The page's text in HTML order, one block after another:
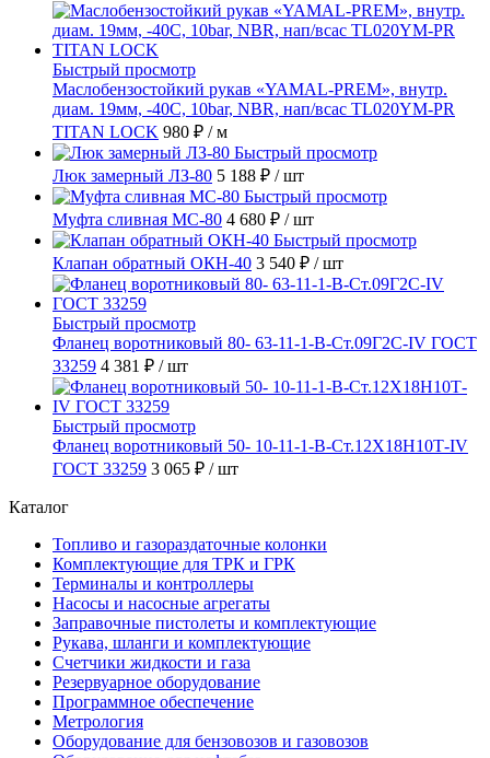
Быстрый просмотр
Маслобензостойкий рукав «YAMAL-PREM», внутр.
диам. 19мм, -40C, 10bar, NBR, нап/всас TL020YM-PR
TITAN LOCK 980 ₽ / м
Быстрый просмотр
Люк замерный ЛЗ-80 5 188 ₽ / шт
Быстрый просмотр
Муфта сливная МС-80 4 680 ₽ / шт
Быстрый просмотр
Клапан обратный ОКН-40 3 540 ₽ / шт
Быстрый просмотр
Фланец воротниковый 80- 63-11-1-B-Ст.09Г2С-IV ГОСТ
33259 4 381 ₽ / шт
Быстрый просмотр
Фланец воротниковый 50- 10-11-1-B-Ст.12Х18Н10Т-IV
ГОСТ 33259 3 065 ₽ / шт
Каталог
Топливо и газораздаточные колонки
Комплектующие для ТРК и ГРК
Терминалы и контроллеры
Насосы и насосные агрегаты
Заправочные пистолеты и комплектующие
Рукава, шланги и комплектующие
Счетчики жидкости и газа
Резервуарное оборудование
Программное обеспечение
Метрология
Оборудование для бензовозов и газовозов